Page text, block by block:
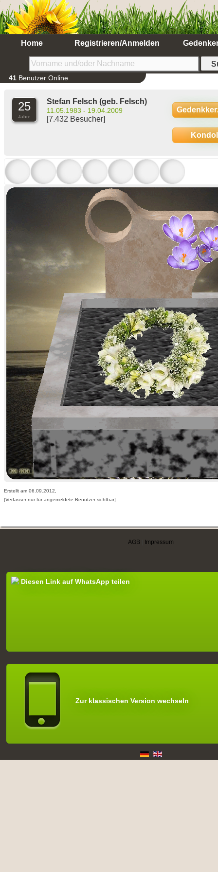
Home Registrieren/Anmelden
41 Benutzer Online
25
Jahre
Stefan Felsch (geb. Felsch)
11.05.1983 - 19.04.2009
[7.432 Besucher]
Erstellt am 06.09.2012,
[Verfasser nur für angemeldete Benutzer sichtbar]
AGB Impressum
Diesen Link auf WhatsApp teilen
Zur klassischen Version wechseln